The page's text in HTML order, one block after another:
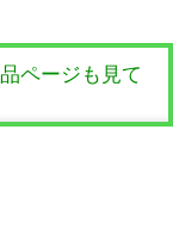
ページも見て